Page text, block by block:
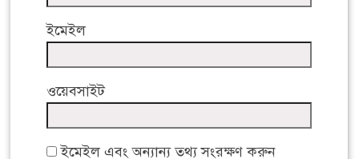
ইমেইল
ওয়েবসাইট
ইমেইল এবং অন্যান্য তথ্য সংরক্ষণ করুন